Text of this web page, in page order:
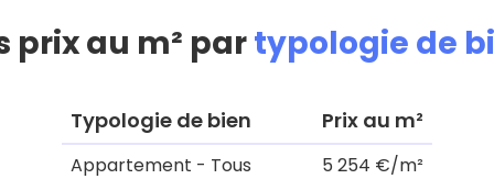
prix au m² partypologie de
Typologie de bien Prix au m²
Appartement - Tous
5 254 €/m²